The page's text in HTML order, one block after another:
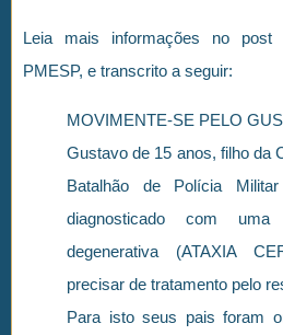
Leia mais informações no post
PMESP, e transcrito a seguir:
MOVIMENTE-SE PELO
Gustavo de 15 anos, filho da
Batalhão de Polícia
diagnosticado com
degenerativa (ATAXIA
precisar de tratamento pelo
Para isto seus pais foram